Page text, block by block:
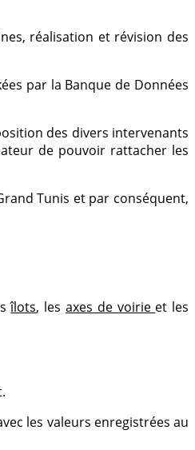
réalisation et révision des
par la Banque de Données
des divers intervenants
de pouvoir rattacher les
Tunis et par conséquent,
îlots, les axes de voirie et les
les valeurs enregistrées au